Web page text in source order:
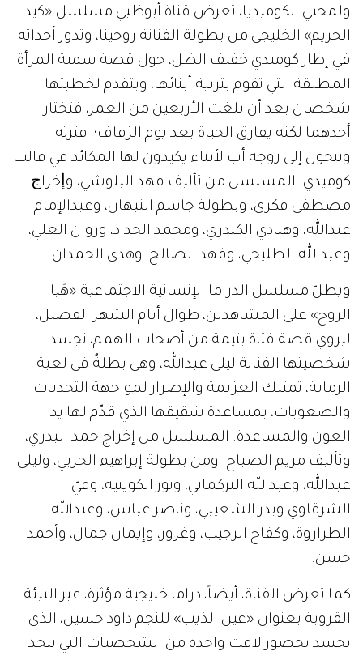
ولمحبي الكوميديا، تعرض قناة أبوظبي مسلسل «كيد
الحريم» الخليجي من بطولة الفنانة روجينا، وتدور أحداثه
في إطار كوميدي خفيف الظل، حول قصة سمية المرأة
المطلقة التي تقوم بتربية أبنائها، ويتقدم لخطبتها
شخصان بعد أن بلغت الأربعين من العمر، فتختار
أحدهما لكنه يفارق الحياة بعد يوم الزفاف؛ فترثه
وتتحول إلى زوجة أب لأبناء يكيدون لها المكائد في قالب
كوميدي. المسلسل من ﺗﺄﻟﻴﻒ فهد البلوشي، وﺇﺧﺮاﺝ
مصطفى فكري، وبطولة جاسم النبهان، وعبدالإمام
عبدالله، وهنادي الكندري، ومحمد الحداد، وروان العلي،
وعبدالله الطليحي، وفهد الصالح، وهدى الحمدان.
ويطلّ مسلسل الدراما الإنسانية الاجتماعية «هَيا
الروح» على المشاهدين، طوال أيام الشهر الفضيل،
ليروي قصة فتاة يتيمة من أصحاب الهمم، تجسد
شخصيتها الفنانة ليلى عبدالله، وهي بطلةٌ في لعبة
الرماية، تمتلك العزيمة والإصرار لمواجهة التحديات
والصعوبات، بمساعدة شقيقها الذي قدّم لها يد
العون والمساعدة. المسلسل من إخراج حمد البدري،
وتأليف مريم الصباح. ومن بطولة إبراهيم الحربي، وليلى
عبدالله، وعبدالله التركماني، ونور الكويتية، وفيّ
الشرقاوي وبدر الشعيبي، وناصر عباس، وعبدالله
الطراروة، وكفاح الرجيب، وغرور، وإيمان جمال، وأحمد
حسن.
كما تعرض القناة، أيضاً، دراما خليجية مؤثرة، عبر البيئة
القروية بعنوان «عين الذيب» للنجم داود حسين، الذي
يجسد بحضور لافت واحدة من الشخصيات التي تتخذ